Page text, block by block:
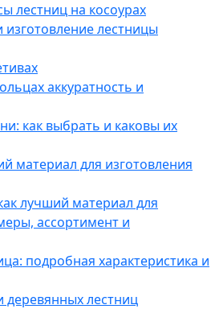
лестниц на косоурах
лестницы
аккуратность и
как выбрать и каковы их
материал для изготовления
лучший материал для
ассортимент и
подробная характеристика и
деревянных лестниц